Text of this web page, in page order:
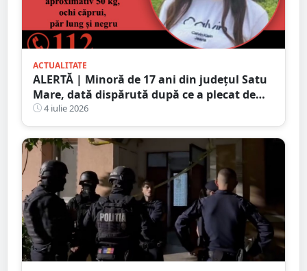
ACTUALITATE
ALERTĂ | Minoră de 17 ani din județul Satu
Mare, dată dispărută după ce a plecat de
acasă în toiul nopții. Poliția cere ajutorul
populației
4 iulie 2026